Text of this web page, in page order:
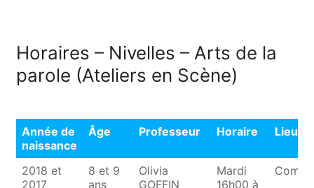
Horaires – Nivelles – Arts de la
parole (Ateliers en Scène)
Année de
naissance
Âge Professeur Horaire Lieu
Année de
naissance
Âge Professeur Horaire Lieu
2018 et
2017
8 et 9
ans
Olivia
GOFFIN
Mardi
16h00 à